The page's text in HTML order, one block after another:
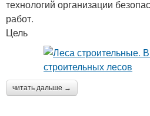
технологий организации
работ.
Цель
читать дальше →